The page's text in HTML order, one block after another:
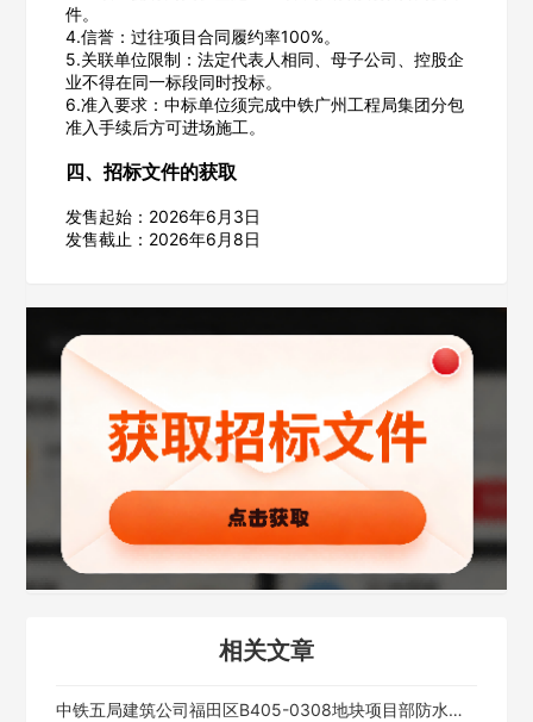
件。
4.信誉：过往项目合同履约率100%。
5.关联单位限制：法定代表人相同、母子公司、控股企
业不得在同一标段同时投标。
6.准入要求：中标单位须完成中铁广州工程局集团分包
准入手续后方可进场施工。
四、招标文件的获取
发售起始：2026年6月3日
发售截止：2026年6月8日
相关文章
中铁五局建筑公司福田区B405-0308地块项目部防水工程招标公告
欢迎入驻供应商
请选择省市
经办人
联系方式
填写联系电话后会有服务中心的工作人员给您致电！
立即入驻